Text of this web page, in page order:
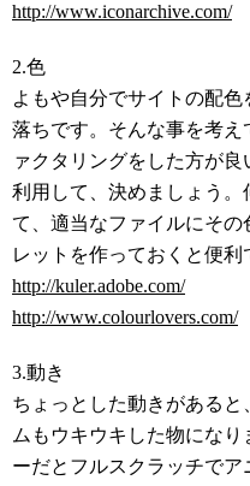
http://www.iconarchive.com/
2.色
よもや自分でサイトの配
落ちです。そんな事を考
ァクタリングをした方が
利用して、決めましょう
て、適当なファイルにそ
レットを作っておくと便利
http://kuler.adobe.com/
http://www.colourlovers.com/
3.動き
ちょっとした動きがある
ムもウキウキした物にな
ーだとフルスクラッチで